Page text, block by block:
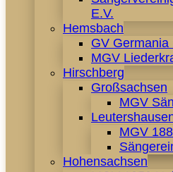
E.V.
Hemsbach
GV Germania
MGV
Hirschberg
Großsachsen
MGV
MGV
Hohensachsen